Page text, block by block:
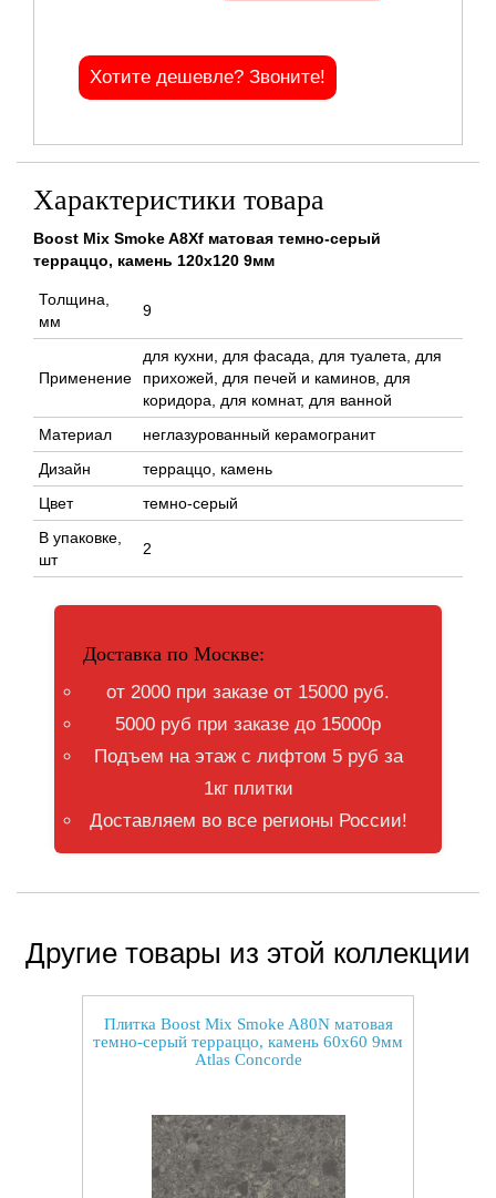
Хотите дешевле? Звоните!
Характеристики товара
Boost Mix Smoke A8Xf матовая темно-серый
терраццо, камень 120x120 9мм
Толщина,
мм
9
Применение
для кухни, для фасада, для туалета, для
прихожей, для печей и каминов, для
коридора, для комнат, для ванной
Материал
неглазурованный керамогранит
Дизайн
терраццо, камень
Цвет
темно-серый
В упаковке,
шт
2
Доставка по Москве:
от 2000 при заказе от 15000 руб.
5000 руб при заказе до 15000р
Подъем на этаж с лифтом 5 руб за
1кг плитки
Доставляем во все регионы России!
Другие товары из этой коллекции
Плитка Boost Mix Smoke A80N матовая
темно-серый терраццо, камень 60x60 9мм
Atlas Concorde